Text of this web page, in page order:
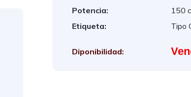
Potencia:
150
Etiqueta:
Tipo
Diponibilidad: